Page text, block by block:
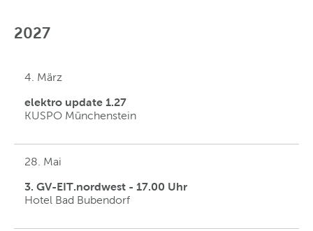
2027
4. März
elektro update 1.27
KUSPO Münchenstein
28. Mai
3. GV-EIT.nordwest - 17.00 Uhr
Hotel Bad Bubendorf